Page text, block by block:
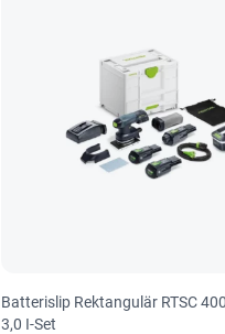
Batterislip Rektangulär RTSC 400
3,0 I-Set